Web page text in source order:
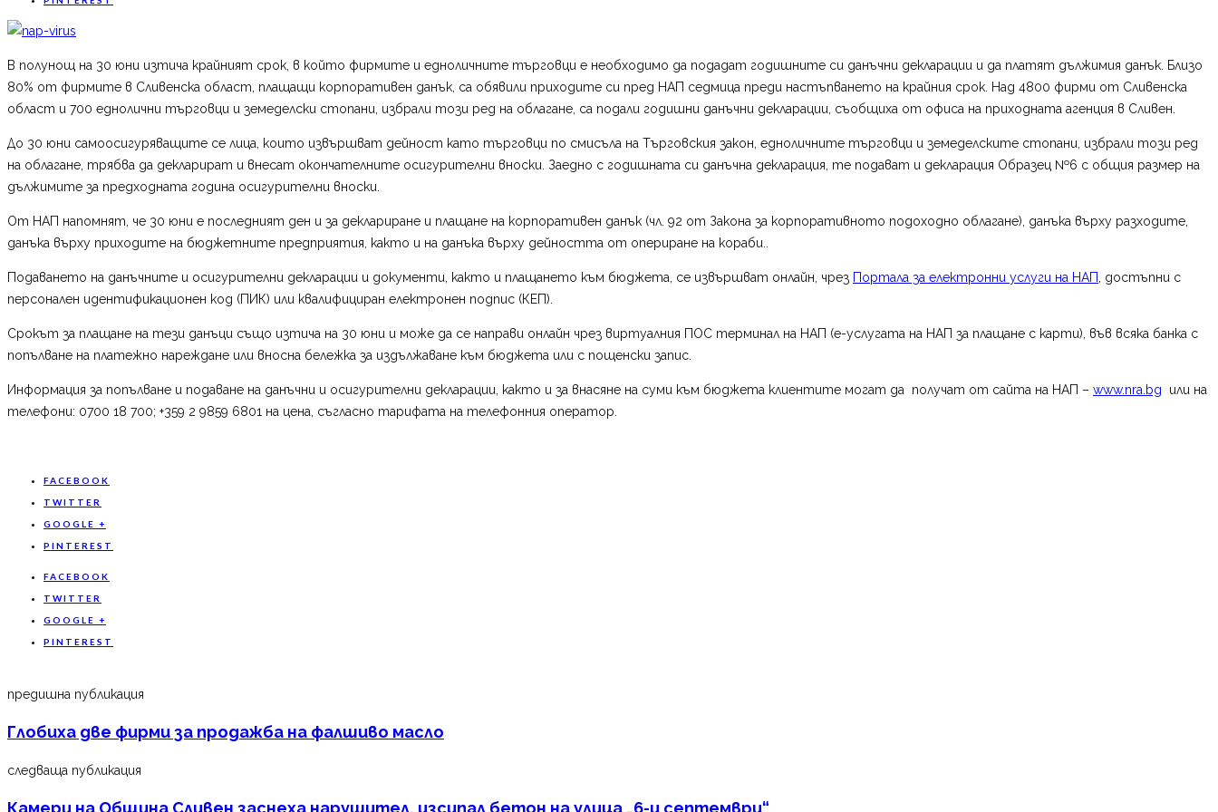
В полунощ на 30 юни изтича крайният срок, в който фирмите и едноличните търговци е необходимо да подадат годишните си данъчни декларации и да платят дължимия данък. Близо
80% от фирмите в Сливенска област, плащащи корпоративен данък, са обявили приходите си пред НАП седмица преди настъпването на крайния срок. Над 4800 фирми от Сливенска
област и 700 еднолични търговци и земеделски стопани, избрали този ред на облагане, са подали годишни данъчни декларации, съобщиха от офиса на приходната агенция в Сливен.
До 30 юни самоосигуряващите се лица, които извършват дейност като търговци по смисъла на Търговския закон, едноличните търговци и земеделските стопани, избрали този ред
на облагане, трябва да декларират и внесат окончателните осигурителни вноски. Заедно с годишната си данъчна декларация, те подават и декларация Образец №6 с общия размер на
дължимите за предходната година осигурителни вноски.
От НАП напомнят, че 30 юни е последният ден и за деклариране и плащане на корпоративен данък (чл. 92 от Закона за корпоративното подоходно облагане), данъка върху разходите,
данъка върху приходите на бюджетните предприятия, както и на данъка върху дейността от опериране на кораби..
Подаването на данъчните и осигурителни декларации и документи, както и плащането към бюджета, се извършват онлайн, чрез Портала за електронни услуги на НАП
, достъпни с
персонален идентификационен код (ПИК) или квалифициран електронен подпис (КЕП).
Срокът за плащане на тези данъци също изтича на 30 юни и може да се направи онлайн чрез виртуалния ПОС терминал на НАП (е-услугата на НАП за плащане с карти), във всяка банка с
попълване на платежно нареждане или вносна бележка за издължаване към бюджета или с пощенски запис.
Информация за попълване и подаване на данъчни и осигурителни декларации, както и за внасяне на суми към бюджета клиентите могат да получат от сайта на НАП – www.nra.bg или на
телефони: 0700 18 700; +359 2 9859 6801 на цена, съгласно тарифата на телефонния оператор.
FACEBOOK
TWITTER
GOOGLE +
PINTEREST
FACEBOOK
TWITTER
GOOGLE +
PINTEREST
предишна публикация
Глобиха две фирми за продажба на фалшиво масло
следваща публикация
Камери на Община Сливен заснеха нарушител, изсипал бетон на улица „6-и септември“